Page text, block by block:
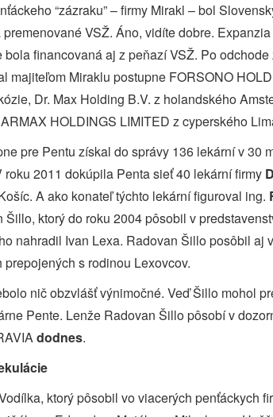
“zázraku” – firmy Mirakl – bol
VSŽ. Áno, vidíte dobre.
bola financovaná aj z peňazí VSŽ. Po
majiteľom Miraklu postupne FORSONO
Dr. Max Holding B.V. z holandského
HOLDINGS LIMITED z cyperského
pre Pentu získal do správy 136 lekární v 30
roku 2011 dokúpila Penta sieť 40 lekární firmy
A ako konateľ týchto lekární figuroval ing.
Šillo, ktorý do roku 2004 pôsobil v
nahradil Ivan Lexa. Radovan Šillo posôbil aj
prepojených s rodinou Lexovcov.
nič obzvlášť výnimočné. Veď Šillo mohol
Pente. Lenže Radovan Šillo pôsobí v
dodnes.
ktorý pôsobil vo viacerých penťáckych